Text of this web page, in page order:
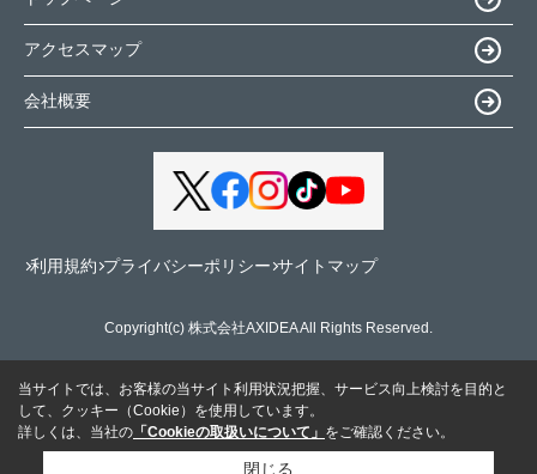
アクセスマップ
会社概要
利用規約 プライバシーポリシー サイトマップ
Copyright(c) 株式会社AXIDEA All Rights Reserved.
当サイトでは、お客様の当サイト利用状況把握、サービス向上検討を目的と
して、クッキー（Cookie）を使用しています。
詳しくは、当社の 「Cookieの取扱いについて」 をご確認ください。
閉じる